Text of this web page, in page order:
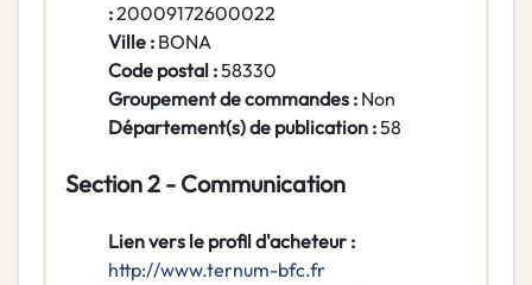
:20009172600022
Ville : BONA
Code postal :58330
Groupement de commandes : Non
Département(s) de publication :58
Section 2 - Communication
Lien vers le profil d'acheteur :
http://www.ternum-bfc.fr